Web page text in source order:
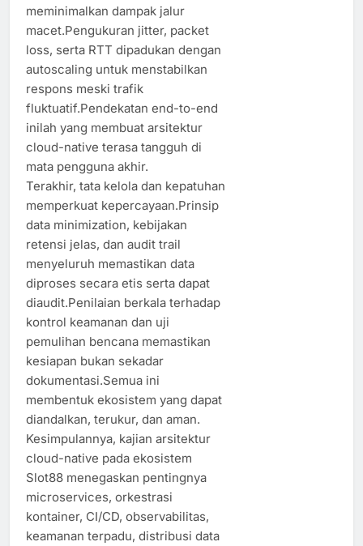
meminimalkan dampak jalur
macet.Pengukuran jitter, packet
loss, serta RTT dipadukan dengan
autoscaling untuk menstabilkan
respons meski trafik
fluktuatif.Pendekatan end-to-end
inilah yang membuat arsitektur
cloud-native terasa tangguh di
mata pengguna akhir.
Terakhir, tata kelola dan kepatuhan
memperkuat kepercayaan.Prinsip
data minimization, kebijakan
retensi jelas, dan audit trail
menyeluruh memastikan data
diproses secara etis serta dapat
diaudit.Penilaian berkala terhadap
kontrol keamanan dan uji
pemulihan bencana memastikan
kesiapan bukan sekadar
dokumentasi.Semua ini
membentuk ekosistem yang dapat
diandalkan, terukur, dan aman.
Kesimpulannya, kajian arsitektur
cloud-native pada ekosistem
Slot88 menegaskan pentingnya
microservices, orkestrasi
kontainer, CI/CD, observabilitas,
keamanan terpadu, distribusi data